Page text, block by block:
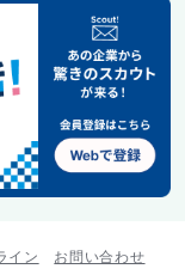
イン お問い合わせ